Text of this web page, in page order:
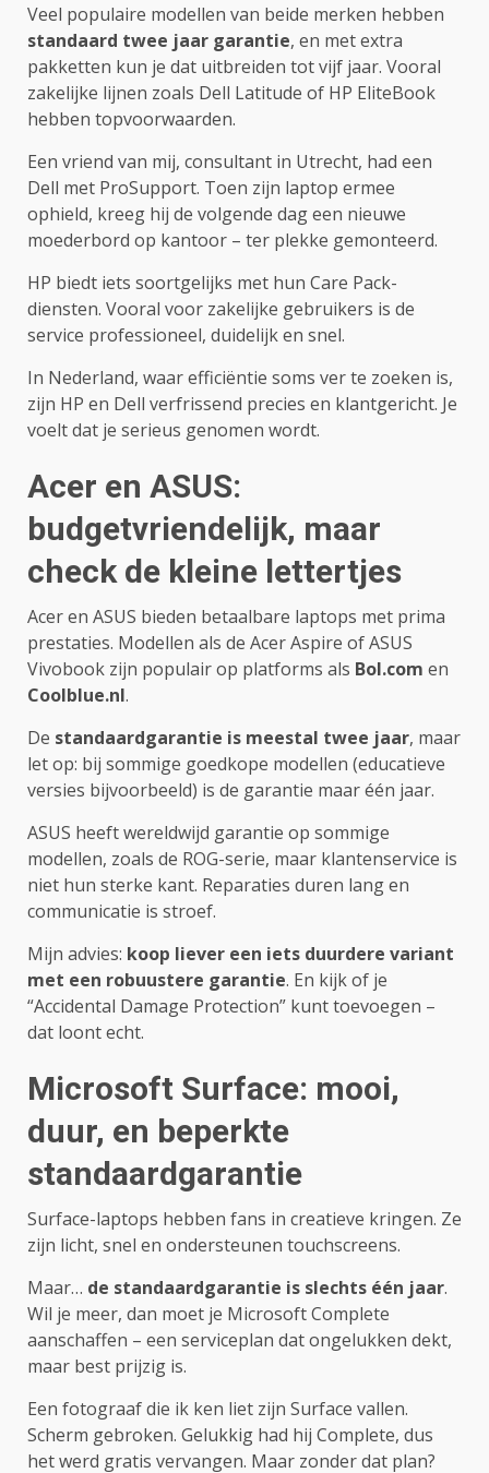
Veel populaire modellen van beide merken hebben
standaard twee jaar garantie, en met extra
pakketten kun je dat uitbreiden tot vijf jaar. Vooral
zakelijke lijnen zoals Dell Latitude of HP EliteBook
hebben topvoorwaarden.
Een vriend van mij, consultant in Utrecht, had een
Dell met ProSupport. Toen zijn laptop ermee
ophield, kreeg hij de volgende dag een nieuwe
moederbord op kantoor – ter plekke gemonteerd.
HP biedt iets soortgelijks met hun Care Pack-
diensten. Vooral voor zakelijke gebruikers is de
service professioneel, duidelijk en snel.
In Nederland, waar efficiëntie soms ver te zoeken is,
zijn HP en Dell verfrissend precies en klantgericht. Je
voelt dat je serieus genomen wordt.
Acer en ASUS:
budgetvriendelijk, maar
check de kleine lettertjes
Acer en ASUS bieden betaalbare laptops met prima
prestaties. Modellen als de Acer Aspire of ASUS
Vivobook zijn populair op platforms als Bol.com en
Coolblue.nl.
De standaardgarantie is meestal twee jaar, maar
let op: bij sommige goedkope modellen (educatieve
versies bijvoorbeeld) is de garantie maar één jaar.
ASUS heeft wereldwijd garantie op sommige
modellen, zoals de ROG-serie, maar klantenservice is
niet hun sterke kant. Reparaties duren lang en
communicatie is stroef.
Mijn advies: koop liever een iets duurdere variant
met een robuustere garantie. En kijk of je
“Accidental Damage Protection” kunt toevoegen –
dat loont echt.
Microsoft Surface: mooi,
duur, en beperkte
standaardgarantie
Surface-laptops hebben fans in creatieve kringen. Ze
zijn licht, snel en ondersteunen touchscreens.
Maar… de standaardgarantie is slechts één jaar.
Wil je meer, dan moet je Microsoft Complete
aanschaffen – een serviceplan dat ongelukken dekt,
maar best prijzig is.
Een fotograaf die ik ken liet zijn Surface vallen.
Scherm gebroken. Gelukkig had hij Complete, dus
het werd gratis vervangen. Maar zonder dat plan?